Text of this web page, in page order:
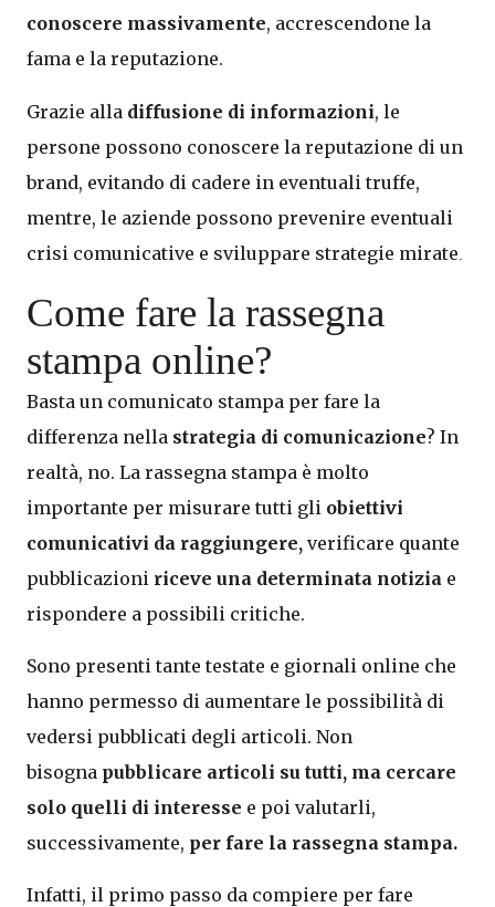
conoscere massivamente, accrescendone la
fama e la reputazione.
Grazie alla diffusione di informazioni, le
persone possono conoscere la reputazione di un
brand, evitando di cadere in eventuali truffe,
mentre, le aziende possono prevenire eventuali
crisi comunicative e sviluppare strategie mirate
Come fare la rassegna
stampa online?
Basta un comunicato stampa per fare la
differenza nella strategia di comunicazione? In
realtà, no. La rassegna stampa è molto
importante per misurare tutti gli obiettivi
comunicativi da raggiungere, verificare quante
pubblicazioni riceve una determinata notizia e
rispondere a possibili critiche.
Sono presenti tante testate e giornali online che
hanno permesso di aumentare le possibilità di
vedersi pubblicati degli articoli. Non
bisogna pubblicare articoli su tutti, ma cercare
solo quelli di interesse e poi valutarli,
successivamente, per fare la rassegna stampa.
Infatti, il primo passo da compiere per fare